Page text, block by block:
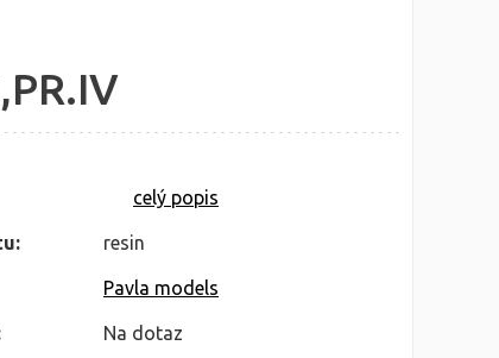
celý popis
resin
Pavla models
Na dotaz